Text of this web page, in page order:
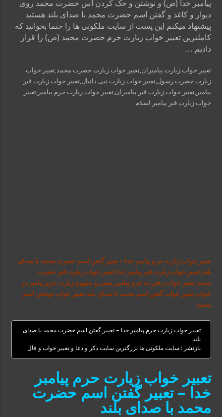
پیامبر خدا (ص) و نوشتن و حک کردن اس حضرت محمد روی
دیوار و کاغذ و گفتن اسم حضرت محمد با صدای بلند هستید
پیشنهاد میکنم این پست از سایت ملکوتی ها را حتما بخوانید که
کاملترین تعبیر خواب زیارت حرم حضرت محمد (ص) را قرار
دادیم …
تعبیر خواب زیارت پیامبران,تعبیر خواب زیارت حضرت محمد,تعبیر خواب
زیارت حضرت رسول,تعبیر خواب زیارت نبی دانیال,تعبیر خواب زیارت قبر
پیامبر,تعبیر خواب زیارت قبر پیامبران,تعبیر خواب زیارت حرم پیامبر,تعبیر
خواب زیارت قبر پیامبر اسلام
تعبیر خواب زیارت حرم پیامبر خدا – تعبیر گفتن اسم حضرت محمد با صدای
بلند,تعبیر خواب زیارت قبر پیامبر خدا,تعبیر خواب زیارت قبر حضرت
محمد,تعبیر خواب رفتن به حرم پیامبر,معنی و مفهوم زیارت حرم پیامبر در
خواب,تعبیر خواب گفتن اسم محمد با صدای بلند,تعبیر خواب نوشتن اسم
محمد
تعبیر خواب زیارت حرم پیامبر خدا – تعبیر گفتن اسم حضرت محمد با صدای
بلند
بازنشر : سایت ملکوتی ها بزرگترین سایت ذکر و دعا و تعبیر خواب و فال
تعبیر خواب زیارت حرم پیامبر
خدا – تعبیر گفتن اسم حضرت
محمد با صدای بلند